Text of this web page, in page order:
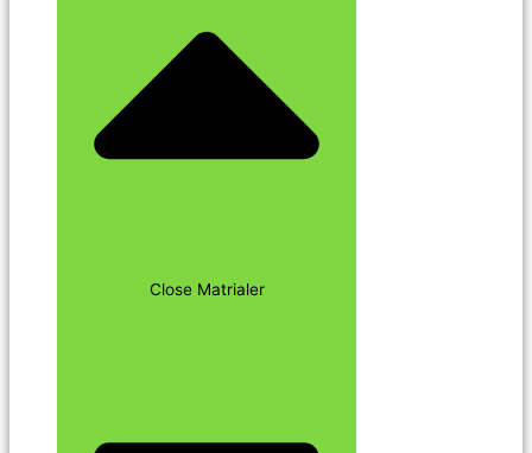
Close Matrialer